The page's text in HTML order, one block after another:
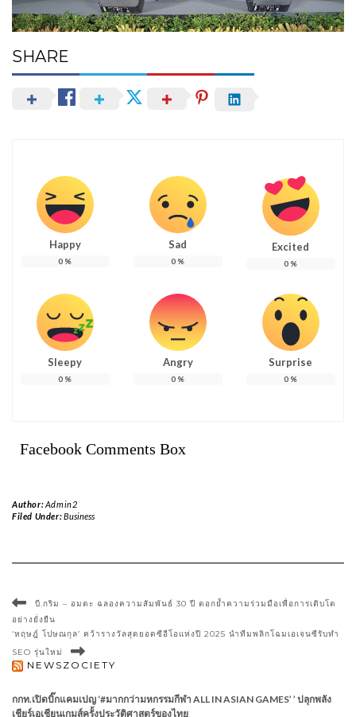
SHARE
Happy
0 %
Sad
0 %
Excited
0 %
Sleepy
0 %
Angry
0 %
Surprise
0 %
Facebook Comments Box
Author:Admin2
Filed Under:Business
บี.กริม – อมตะ ฉลองความสัมพันธ์ 30 ปี ตอกย้ำความร่วมมือเพื่อการเติบโต
อย่างยั่งยืน
‘หฤษฎ์ โปษณกุล’ คว้ารางวัลสุดยอดซีอีโอแห่งปี 2025 นำทีมพลิกโฉมเอเจนซีรับทำ
SEO รุ่นใหม่
NEWSZOCIETY
กกท.เปิดบิ๊กแคมเปญ ‘#มากกว่ามหกรรมกีฬา ALL IN ASIAN GAMES’ ’ ปลุกพลัง
เชียร์เอเชียนเกมส์ครั้งประวัติศาสตร์ของไทย